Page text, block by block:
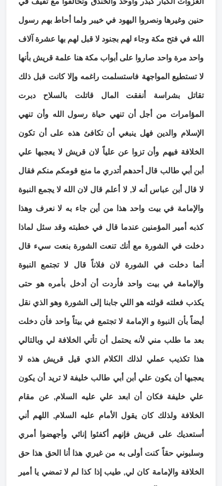
حنين وغيرها ونصروا اليهود في خيبر ولما أحاط بهم رسول
الله في فتح مكة وجاء لهم بجنود لا قبل لهم بها عشرة آلاف
واحد مرة واحد صاروا على أبواب مكة هنا علمة قريش بأنها
لا تستطيع المواجهة فاستسلمت راغمه وإلا كانت قبل ذلك
تقاتل بشراسة أنفقت المال قاتلت بالسلاح دبرت
المؤامرات من أجل أن تنهي حياة رسول الله وأن تنهي
الإسلام والدين فهل ينبغي أن تكافئ هذه على أن تكون
الخلافة فيهم وأن تزوا عن علياً لان قريش لا يعجبها علي
أبن أبي طالب قال أحدهم أتدري ما منع قومكم منكم فقال
لا قال أبن عباس أنه لا, لا أعلم قال لان الله لا يجمع النبوة
والإمامة في بيت واحد هذا من أين جاء به لا نعرف وهذا
كذبه أمير المؤمنين عندما قال في خطبته وقد سئل لماذا
دخلت في الشورة مع أنك تنعت الشورة بنعت سيء قال
أنما دخلت في الشورة لان فلاناً قال لا تجتمع النبوة
والإمامة في بيت واحد فأردت أن أدخل بأمره هو حتى
يكذب فعلته قولته هو اللي جابنا إلى الشورة وهو الذي نقل
أيضاً بأن النبوة و الإمامة لا تجتمع في بيتاً واحد فأن دخلت
بعد ما طلب مني لأنه يحتمل أن تأتي الخلافة لي وبالتالي
هذا تكذيب عملي لذلك الكلام الذي قيل قريش هذه لا
يعجبها أن يكون علي أبن أبي طالب خليفة لا تريد أن يكون
علي خليفة فكان أن ابعد علي عليه السلام, عن مقام
الخلافة ولذلك كان يقول الأمام عليه السلام, اللهم أني
أستعديك على قريش فإنهم أكفئوا إنائي وأجهضوا أمري
وسلبوني حقاً كنت أولى به من غيري هذا أنا الحق هذا حق
الخلافة والإمامة كان لي, طيب إذا كذا لم لا تمضي يا أمير